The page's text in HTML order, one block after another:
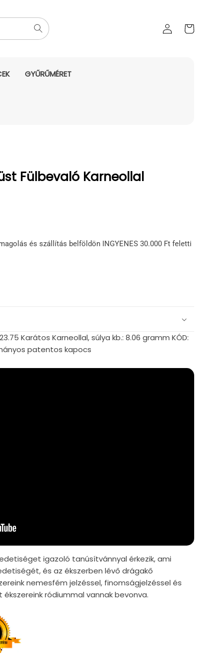
Bejelentkezés
kosara
GYŰRŰMÉRET
Fülbevaló Karneollal
és szállítás belföldön INGYENES 30.000 Ft feletti
Karátos Karneollal, súlya kb.: 8.06 gramm KÓD:
patentos kapocs
igazoló tanúsítvánnyal érkezik, ami
és az ékszerben lévő drágakő
nemesfém jelzéssel, finomságjelzéssel és
ékszereink ródiummal vannak bevonva.